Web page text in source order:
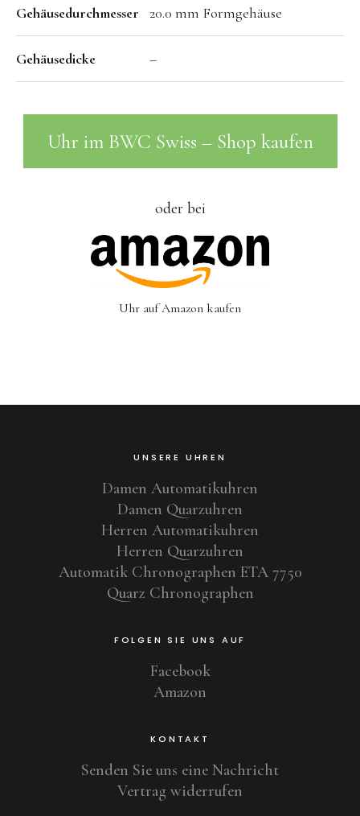
Gehäusedurchmesser 20.0 mm Formgehäuse
Gehäusedicke –
Uhr im BWC Swiss – Shop kaufen
oder bei
Uhr auf Amazon kaufen
UNSERE UHREN
Damen Automatikuhren
Damen Quarzuhren
Herren Automatikuhren
Herren Quarzuhren
Automatik Chronographen ETA 7750
Quarz Chronographen
FOLGEN SIE UNS AUF
Facebook
Amazon
KONTAKT
Senden Sie uns eine Nachricht
Vertrag widerrufen